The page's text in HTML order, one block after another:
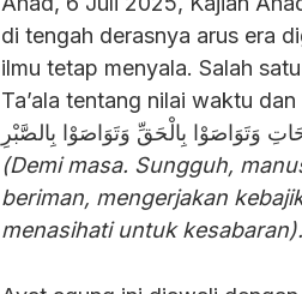
di tengah derasnya arus era
ilmu tetap menyala. Salah
Ta’ala tentang nilai waktu
وَتَوَاصَوْا بِالْحَقِّ وَتَوَاصَوْا بِالصَّبْرِ
(Demi masa. Sungguh,
beriman, mengerjakan
menasihati untuk kesabaran).